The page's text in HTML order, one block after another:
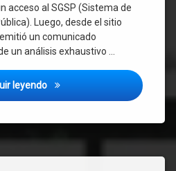
acceso al SGSP (Sistema de
Luego, desde el sitio
un comunicado
un análisis exhaustivo …
leyendo Hackeo a DINACIA: